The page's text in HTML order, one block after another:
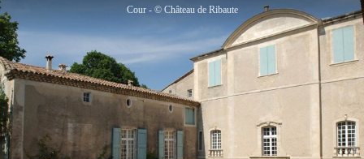
Cour - © Château de Ribaute